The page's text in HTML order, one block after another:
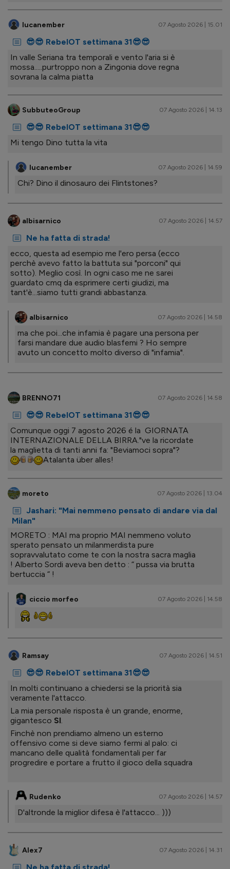
lucanember 07 Agosto 2026 | 15.01
😎😎 RebelOT settimana 31😎😎
In valle Seriana tra temporali e vento l'aria si è
mossa.....purtroppo non a Zingonia dove regna
sovrana la calma piatta
SubbuteoGroup 07 Agosto 2026 | 14.13
😎😎 RebelOT settimana 31😎😎
Mi tengo Dino tutta la vita
lucanember 07 Agosto 2026 | 14.59
Chi? Dino il dinosauro dei Flintstones?
albisarnico 07 Agosto 2026 | 14.57
Ne ha fatta di strada!
ecco, questa ad esempio me l'ero persa (ecco
perchè avevo fatto la battuta sui "porconi" qui
sotto). Meglio così. In ogni caso me ne sarei
guardato cmq da esprimere certi giudizi, ma
tant'è...siamo tutti grandi abbastanza.
albisarnico 07 Agosto 2026 | 14.58
ma che poi...che infamia è pagare una persona per
farsi mandare due audio blasfemi ? Ho sempre
avuto un concetto molto diverso di "infamia".
BRENNO71 07 Agosto 2026 | 14.58
😎😎 RebelOT settimana 31😎😎
Comunque oggi 7 agosto 2026 é la GIORNATA
INTERNAZIONALE DELLA BIRRA."ve la ricordate
la maglietta di tanti anni fa: "Beviamoci sopra"?
Atalanta über alles!
moreto 07 Agosto 2026 | 13.04
Jashari: "Mai nemmeno pensato di andare via dal
Milan"
MORETO : MAI ma proprio MAI nemmeno voluto
sperato pensato un milanmerdista pure
sopravvalutato come te con la nostra sacra maglia
! Alberto Sordi aveva ben detto : “ pussa via brutta
bertuccia “ !
ciccio morfeo 07 Agosto 2026 | 14.58
Ramsay 07 Agosto 2026 | 14.51
😎😎 RebelOT settimana 31😎😎
In molti continuano a chiedersi se la priorità sia
veramente l'attacco.
La mia personale risposta è un grande, enorme,
gigantesco SI.
Finchè non prendiamo almeno un esterno
offensivo come si deve siamo fermi al palo: ci
mancano delle qualità fondamentali per far
progredire e portare a frutto il gioco della squadra
Rudenko 07 Agosto 2026 | 14.57
D'altronde la miglior difesa è l'attacco... )))
Alex7 07 Agosto 2026 | 14.31